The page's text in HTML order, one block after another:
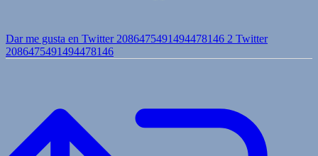
Dar me gusta en Twitter 2086475491494478146 2 Twitter
2086475491494478146